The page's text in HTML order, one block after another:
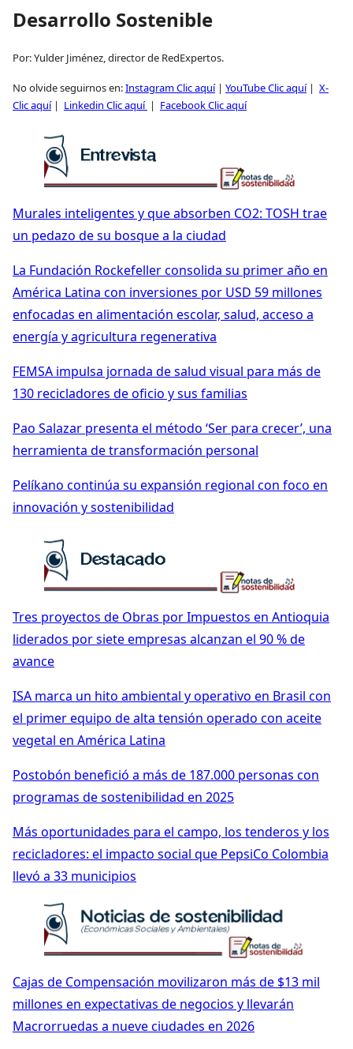
Desarrollo Sostenible
Por: Yulder Jiménez, director de RedExpertos.
No olvide seguirnos en:Instagram Clic aquí| YouTube Clic aquí| X-
Clic aquí| Linkedin Clic aquí | Facebook Clic aquí
Murales inteligentes y que absorben CO2: TOSH trae
un pedazo de su bosque a la ciudad
La Fundación Rockefeller consolida su primer año en
América Latina con inversiones por USD 59 millones
enfocadas en alimentación escolar, salud, acceso a
energía y agricultura regenerativa
FEMSA impulsa jornada de salud visual para más de
130 recicladores de oficio y sus familias
Pao Salazar presenta el método ‘Ser para crecer’, una
herramienta de transformación personal
Pelíkano continúa su expansión regional con foco en
innovación y sostenibilidad
Tres proyectos de Obras por Impuestos en Antioquia
liderados por siete empresas alcanzan el 90 % de
avance
ISA marca un hito ambiental y operativo en Brasil con
el primer equipo de alta tensión operado con aceite
vegetal en América Latina
Postobón benefició a más de 187.000 personas con
programas de sostenibilidad en 2025
Más oportunidades para el campo, los tenderos y los
recicladores: el impacto social que PepsiCo Colombia
llevó a 33 municipios
Cajas de Compensación movilizaron más de $13 mil
millones en expectativas de negocios y llevarán
Macrorruedas a nueve ciudades en 2026